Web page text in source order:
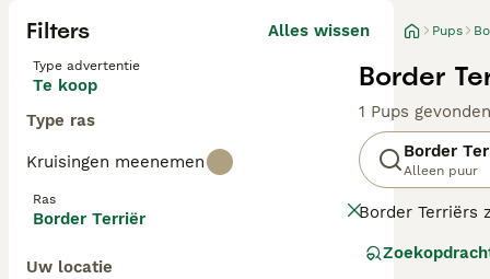
Filters Alles wissen
Type advertentie
Te koop
Type ras
Kruisingen meenemen
Ras
Border Terriër
Uw locatie
Pups
Border
1 Pups gevonden
Border
Alleen puur
Border Terriërs
tegenkomen